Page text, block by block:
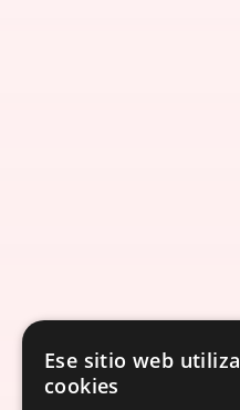
Ese sitio web utiliza
cookies